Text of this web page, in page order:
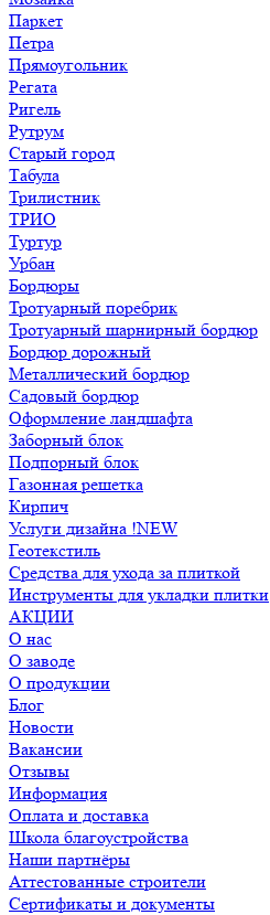
Паркет
Петра
Прямоугольник
Регата
Ригель
Рутрум
Старый город
Табула
Трилистник
ТРИО
Туртур
Урбан
Бордюры
Тротуарный поребрик
Тротуарный шарнирный бордюр
Бордюр дорожный
Металлический бордюр
Садовый бордюр
Оформление ландшафта
Заборный блок
Подпорный блок
Газонная решетка
Кирпич
Услуги дизайна !NEW
Геотекстиль
Средства для ухода за плиткой
Инструменты для укладки плитки
АКЦИИ
О нас
О заводе
О продукции
Блог
Новости
Вакансии
Отзывы
Информация
Оплата и доставка
Школа благоустройства
Наши партнёры
Аттестованные строители
Сертификаты и документы